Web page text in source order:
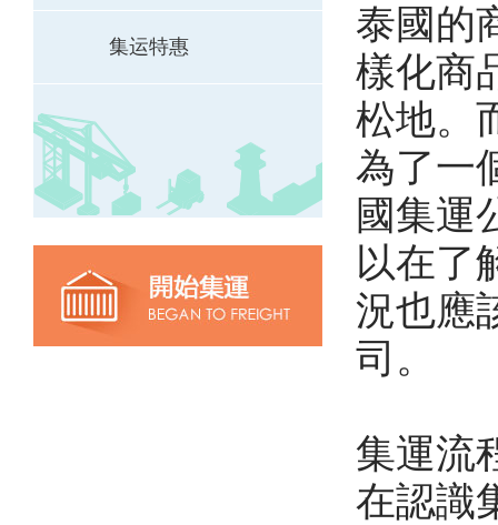
集运特惠
泰國的
樣化商
松地。
為了一
國集運
以在了
況也應
司。
集運流
在認識